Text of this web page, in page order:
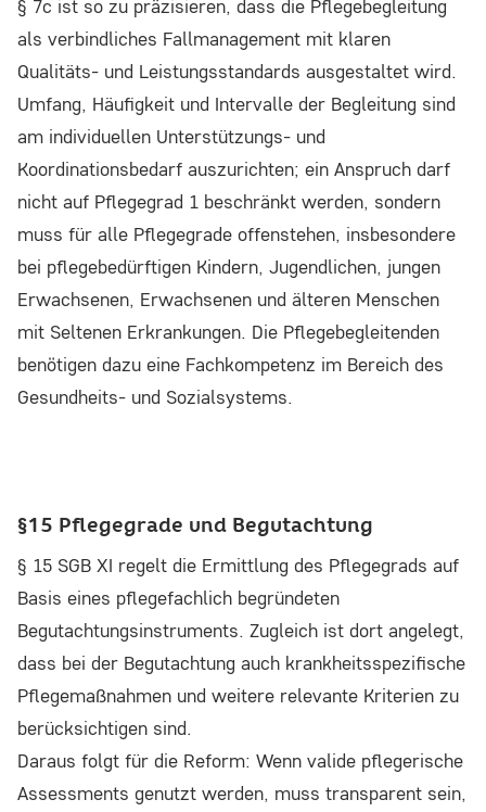
§ 7c ist so zu präzisieren, dass die Pflegebegleitung
als verbindliches Fallmanagement mit klaren
Qualitäts- und Leistungsstandards ausgestaltet wird.
Umfang, Häufigkeit und Intervalle der Begleitung sind
am individuellen Unterstützungs- und
Koordinationsbedarf auszurichten; ein Anspruch darf
nicht auf Pflegegrad 1 beschränkt werden, sondern
muss für alle Pflegegrade offenstehen, insbesondere
bei pflegebedürftigen Kindern, Jugendlichen, jungen
Erwachsenen, Erwachsenen und älteren Menschen
mit Seltenen Erkrankungen. Die Pflegebegleitenden
benötigen dazu eine Fachkompetenz im Bereich des
Gesundheits- und Sozialsystems.
§15 Pflegegrade und Begutachtung
§ 15 SGB XI regelt die Ermittlung des Pflegegrads auf
Basis eines pflegefachlich begründeten
Begutachtungsinstruments. Zugleich ist dort angelegt,
dass bei der Begutachtung auch krankheitsspezifische
Pflegemaßnahmen und weitere relevante Kriterien zu
berücksichtigen sind.
Daraus folgt für die Reform: Wenn valide pflegerische
Assessments genutzt werden, muss transparent sein,